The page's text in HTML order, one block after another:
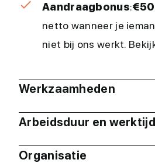
Aandraagbonus:
netto wanneer je
niet bij ons werkt.
Werkzaamheden
Arbeidsduur en
Organisatie